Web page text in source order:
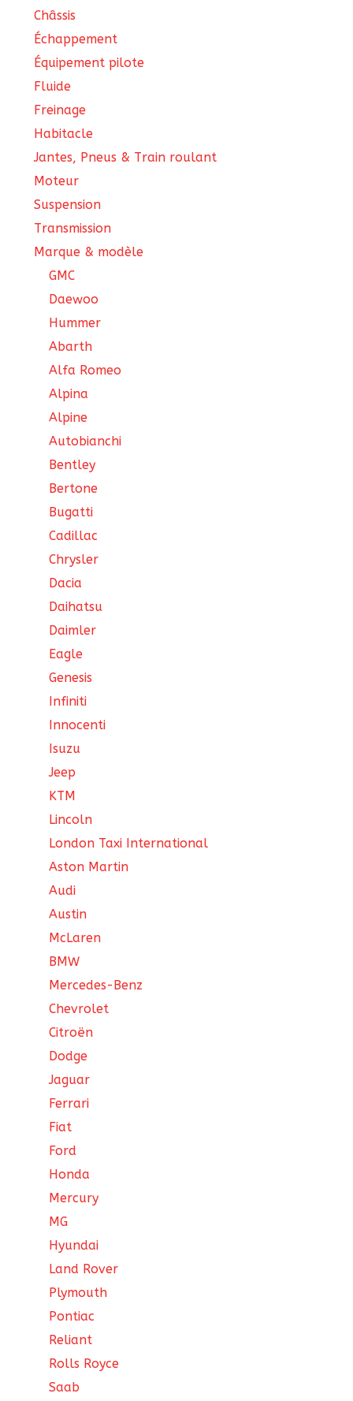
Châssis
Échappement
Équipement pilote
Fluide
Freinage
Habitacle
Jantes, Pneus & Train roulant
Moteur
Suspension
Transmission
Marque & modèle
GMC
Daewoo
Hummer
Abarth
Alfa Romeo
Alpina
Alpine
Autobianchi
Bentley
Bertone
Bugatti
Cadillac
Chrysler
Dacia
Daihatsu
Daimler
Eagle
Genesis
Infiniti
Innocenti
Isuzu
Jeep
KTM
Lincoln
London Taxi International
Aston Martin
Audi
Austin
McLaren
BMW
Mercedes-Benz
Chevrolet
Citroën
Dodge
Jaguar
Ferrari
Fiat
Ford
Honda
Mercury
MG
Hyundai
Land Rover
Plymouth
Pontiac
Reliant
Rolls Royce
Saab